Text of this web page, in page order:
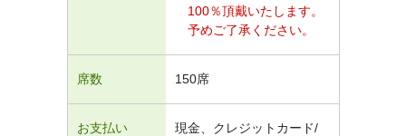
100％頂戴いたします。
予めご了承ください。
席数 150席
お支払い
現金、クレジットカード/